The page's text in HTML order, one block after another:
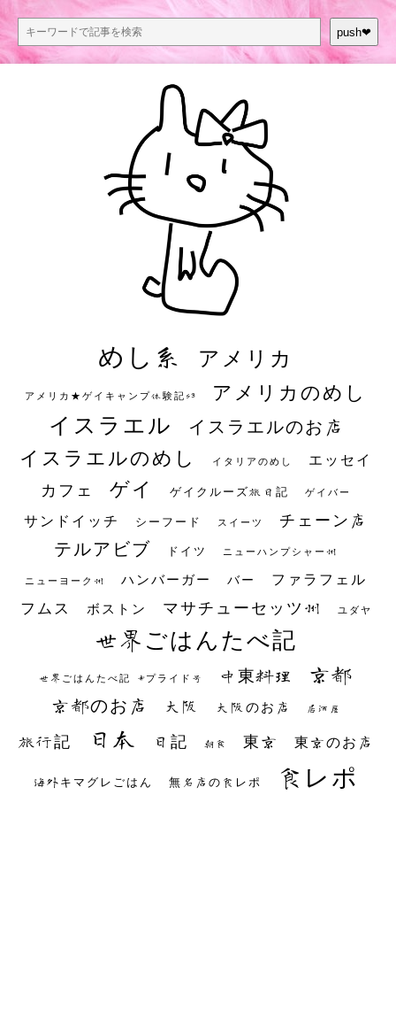
push❤︎
めし系 アメリカ
アメリカ★ゲイキャンプ体験記S3 アメリカのめし
イスラエル イスラエルのお店
イスラエルのめし イタリアのめし エッセイ
カフェ ゲイ ゲイクルーズ旅日記 ゲイバー
サンドイッチ シーフード スイーツ チェーン店
テルアビブ ドイツ ニューハンプシャー州
ニューヨーク州 ハンバーガー バー ファラフェル
フムス ボストン マサチューセッツ州 ユダヤ
世界ごはんたべ記
世界ごはんたべ記 #プライド号 中東料理 京都
京都のお店 大阪 大阪のお店 居酒屋
旅行記 日本 日記 朝食 東京 東京のお店
海外キマグレごはん 無名店の食レポ 食レポ